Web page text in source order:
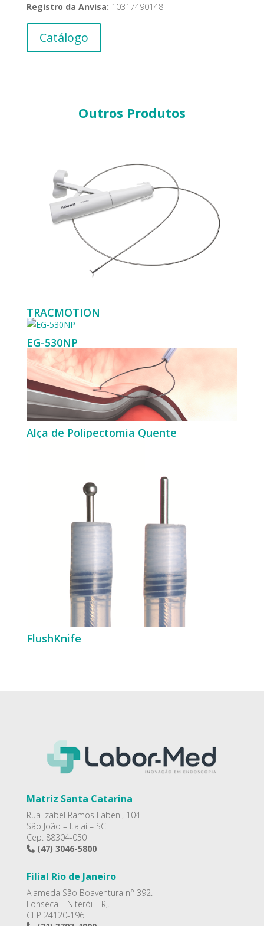
Registro da Anvisa: 10317490148
Catálogo
Outros Produtos
TRACMOTION
EG-530NP
Alça de Polipectomia Quente
FlushKnife
Matriz Santa Catarina
Rua Izabel Ramos Fabeni, 104
São João – Itajaí – SC
Cep. 88304-050
(47) 3046-5800
Filial Rio de Janeiro
Alameda São Boaventura n° 392.
Fonseca – Niterói – RJ.
CEP 24120-196